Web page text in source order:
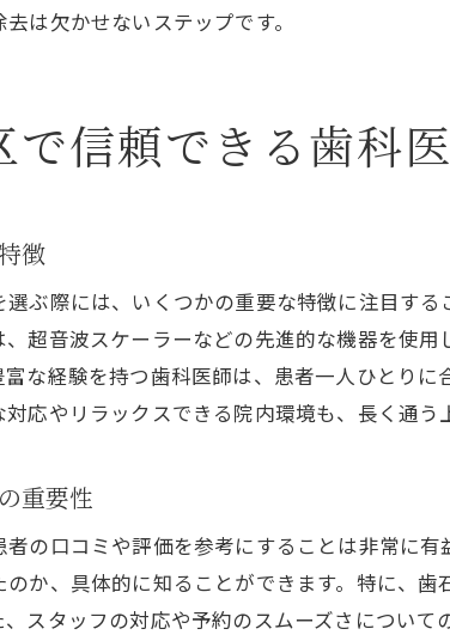
歯科医院での歯石除去が
歯の美しさを保つ
歯石除去後のアフター
歯石除去後のホーム
食生活で守る歯の健
歯科医院と連携した
は欠かせないステップです。
で信頼できる歯科
徴
ぶ際には、いくつかの重要な特徴に注目す
、超音波スケーラーなどの先進的な機器を使
な経験を持つ歯科医師は、患者一人ひとり
応やリラックスできる院内環境も、長く通う
重要性
の口コミや評価を参考にすることは非常に
か、具体的に知ることができます。特に、
スタッフの対応や予約のスムーズさについ